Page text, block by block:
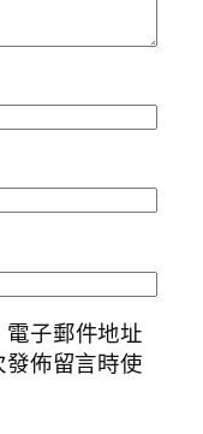
子郵件地址
佈留言時使